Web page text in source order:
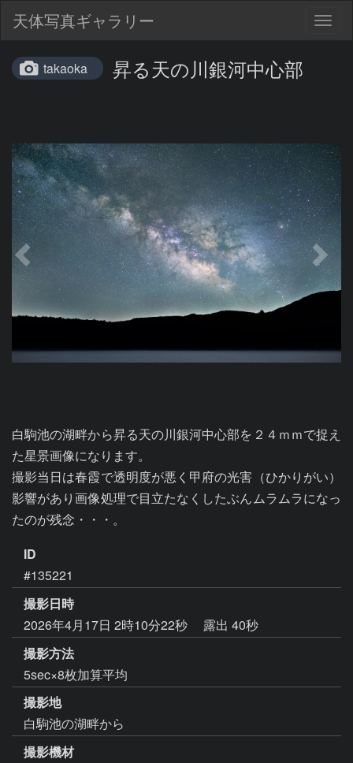
天体写真ギャラリー
takaoka 昇る天の川銀河中心部
白駒池の湖畔から昇る天の川銀河中心部を２４ｍｍで捉え
た星景画像になります。
撮影当日は春霞で透明度が悪く甲府の光害（ひかりがい）
影響があり画像処理で目立たなくしたぶんムラムラになっ
たのが残念・・・。
ID
#135221
撮影日時
2026年4月17日 2時10分22秒
露出 40秒
撮影方法
5sec×8枚加算平均
撮影地
白駒池の湖畔から
撮影機材